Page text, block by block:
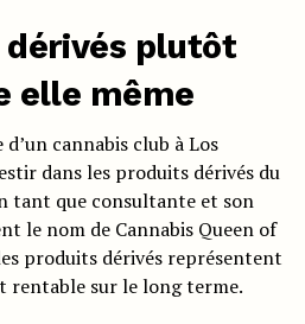
dérivés plutôt
elle même
cannabis club à Los
dans les produits dérivés du
tant que consultante et son
le nom de Cannabis Queen of
produits dérivés représentent
rentable sur le long terme.